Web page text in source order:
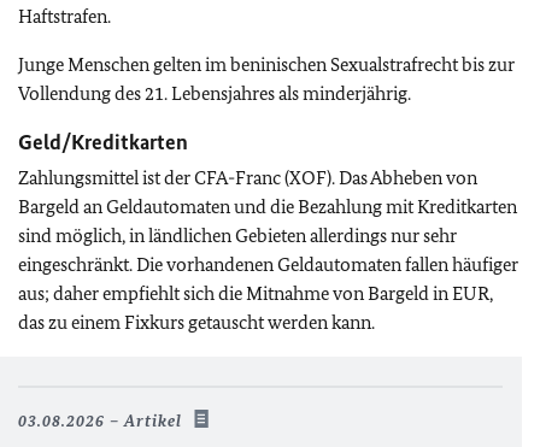
Haftstrafen.
Junge Menschen gelten im beninischen Sexualstrafrecht bis zur
Vollendung des 21. Lebensjahres als minderjährig.
Geld/Kreditkarten
Zahlungsmittel ist der CFA-Franc (XOF). Das Abheben von
Bargeld an Geldautomaten und die Bezahlung mit Kreditkarten
sind möglich, in ländlichen Gebieten allerdings nur sehr
eingeschränkt. Die vorhandenen Geldautomaten fallen häufiger
aus; daher empfiehlt sich die Mitnahme von Bargeld in EUR,
das zu einem Fixkurs getauscht werden kann.
03.08.2026 Artikel